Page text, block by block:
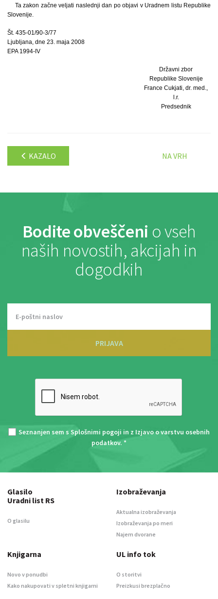
Ta zakon začne veljati naslednji dan po objavi v Uradnem listu Republike
Slovenije.
Št. 435-01/90-3/77
Ljubljana, dne 23. maja 2008
EPA 1994-IV
Državni zbor
Republike Slovenije
France Cukjati, dr. med.,
l.r.
Predsednik
KAZALO NA VRH
Bodite obveščeni o vseh
naših novostih, akcijah in
dogodkih
PRIJAVA
Seznanjen sem s Splošnimi pogoji in z Izjavo o varstvu osebnih
podatkov. *
Glasilo
Uradni list RS
O glasilu
Izobraževanja
Aktualna izobraževanja
Izobraževanja po meri
Najem dvorane
Knjigarna
Novo v ponudbi
Kako nakupovati v spletni knjigarni
UL info tok
O storitvi
Preizkusi brezplačno